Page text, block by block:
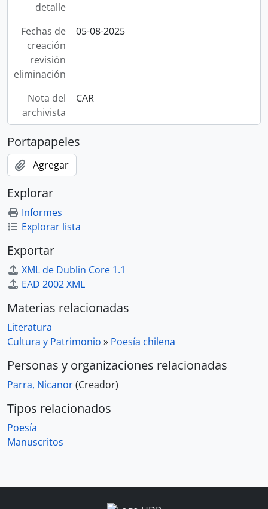
detalle
Fechas de
creación
revisión
eliminación
05-08-2025
Nota del
archivista
CAR
Portapapeles
Agregar
Explorar
Informes
Explorar lista
Exportar
XML de Dublin Core 1.1
EAD 2002 XML
Materias relacionadas
Literatura
Cultura y Patrimonio » Poesía chilena
Personas y organizaciones relacionadas
Parra, Nicanor(Creador)
Tipos relacionados
Poesía
Manuscritos